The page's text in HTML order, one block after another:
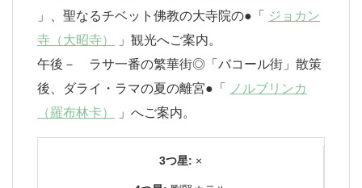
」、聖なるチベット佛教の大寺院の●「
ジョカン
寺（大昭寺）
」観光へご案内。
午後－ ラサ一番の繁華街◎「バコール街」散策
後、ダライ・ラマの夏の離宮●「
ノルブリンカ
（羅布林卡）
」へご案内。
3つ星: ×